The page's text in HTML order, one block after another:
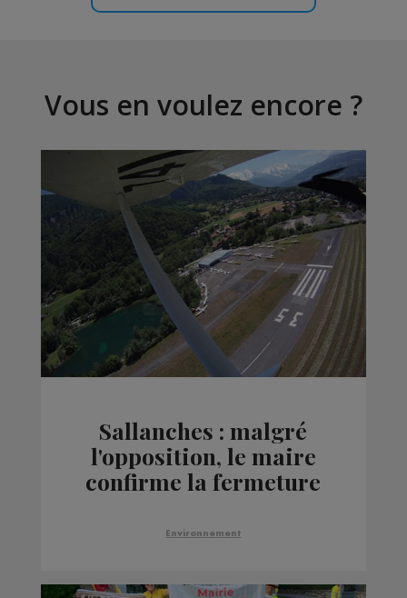
Vous en voulez encore ?
Sallanches : malgré
l'opposition, le maire
confirme la fermeture
Environnement